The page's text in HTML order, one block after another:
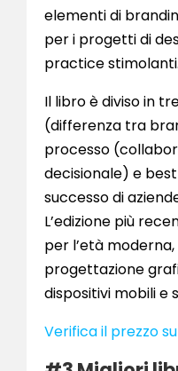
elementi di
per i progetti di
practice stimolanti.
Il libro è diviso in
(differenza tra
processo
decisionale) e
successo di
L’edizione più
per l’età
progettazione
dispositivi mobili e
Verifica il prezzo